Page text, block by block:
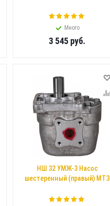
Много
3 545 руб.
НШ 32 УМЖ-3 Насос
шестеренный (правый) МТЗ